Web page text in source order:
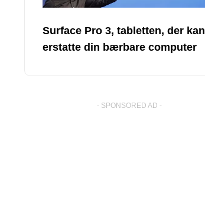
Surface Pro 3, tabletten, der kan
erstatte din bærbare computer
- SPONSORED AD -